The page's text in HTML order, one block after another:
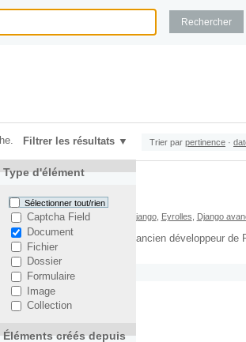
Filtrer les résultats
Type d'élément
Sélectionner tout/rien
Captcha Field
Document
Fichier
Dossier
Formulaire
Image
Collection
Éléments créés depuis
Trier par pertinence ·
en Django
,Yohann Gabory Django, Eyrolles Django
par Yohann Gabory, un ancien développeur
ouvrage.